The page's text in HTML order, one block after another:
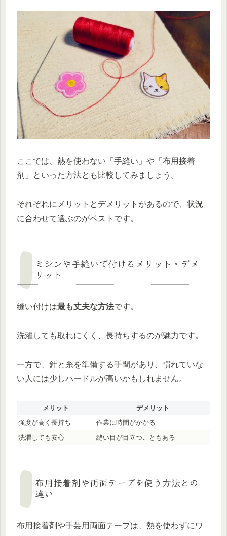
ここでは、熱を使わない「手縫い」や「布用接着
剤」といった方法とも比較してみましょう。
それぞれにメリットとデメリットがあるので、状況
に合わせて選ぶのがベストです。
ミシンや手縫いで付けるメリット・デメ
リット
縫い付けは最も丈夫な方法です。
洗濯しても取れにくく、長持ちするのが魅力です。
一方で、針と糸を準備する手間があり、慣れていな
い人には少しハードルが高いかもしれません。
メリット
デメリット
強度が高く長持ち
作業に時間がかかる
洗濯しても安心
縫い目が目立つこともある
布用接着剤や両面テープを使う方法との
違い
布用接着剤や手芸用両面テープは、熱を使わずにワ